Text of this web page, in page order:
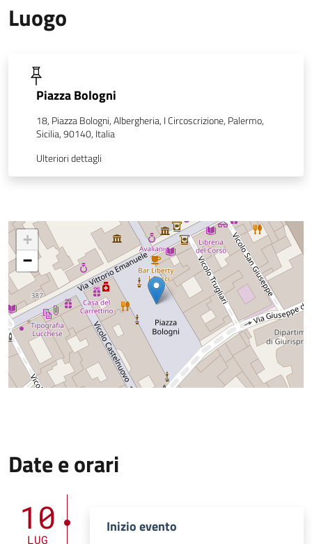
Luogo
Piazza Bologni
18, Piazza Bologni, Albergheria, I Circoscrizione, Palermo,
Sicilia, 90140, Italia
Ulteriori dettagli
+
−
Date e orari
10
LUG
Inizio evento